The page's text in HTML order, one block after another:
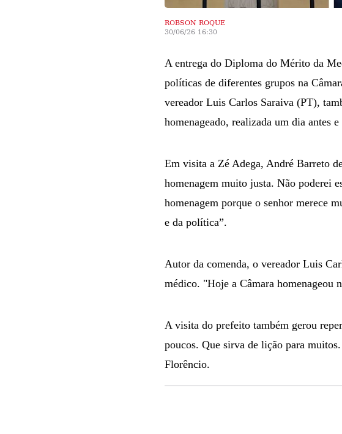
ROBSON ROQUE
30/06/26 16:30
A entrega do Diploma do Mérito da
políticas de diferentes grupos na
vereador Luis Carlos Saraiva (PT),
homenageado, realizada um dia antes
Em visita a Zé Adega, André Barreto
homenagem muito justa. Não poderei
homenagem porque o senhor merece
e da política”.
Autor da comenda, o vereador Luis
médico. "Hoje a Câmara homenageou
A visita do prefeito também gerou
poucos. Que sirva de lição para
Florêncio.